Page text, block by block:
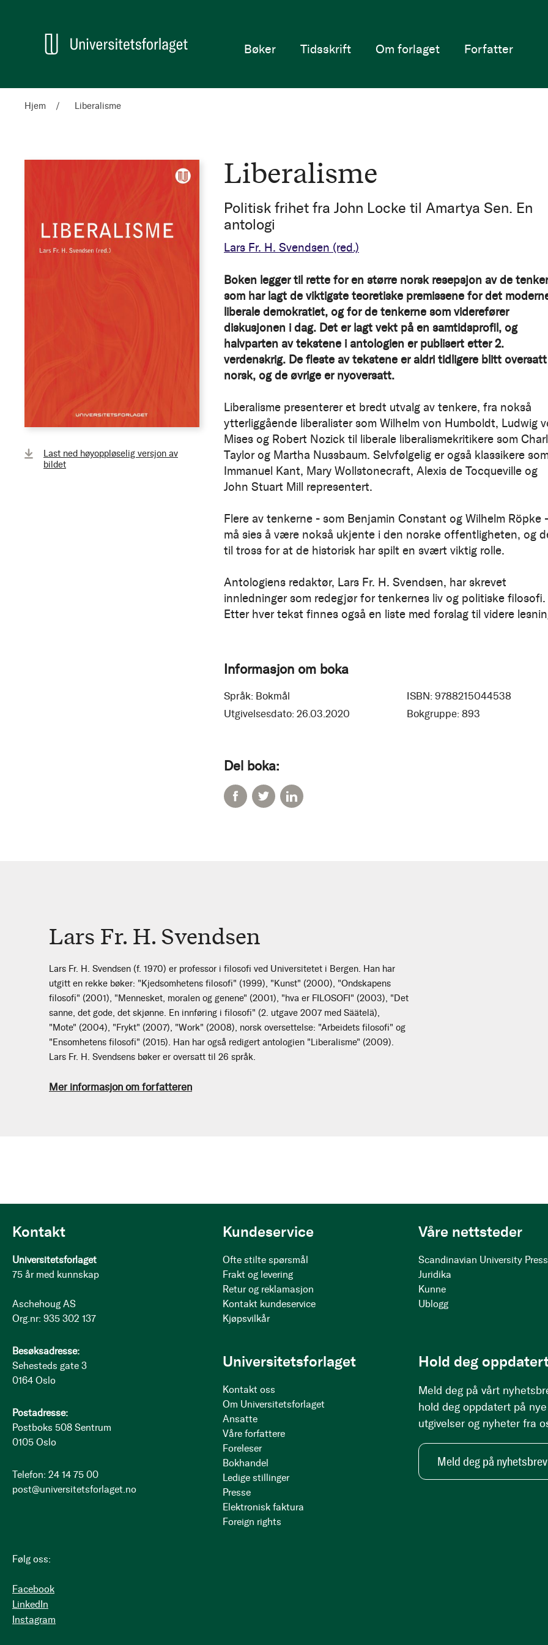
Hjem
Bøker Tidsskrift Om forlaget Forfatter
Hjem Liberalisme
Last ned høyoppløselig versjon av
bildet
Liberalisme
Politisk frihet fra John Locke til Amartya Sen. En
antologi
Lars Fr. H. Svendsen (red.)
Boken legger til rette for en større norsk resepsjon av de
som har lagt de viktigste teoretiske premissene for det
liberale demokratiet, og for de tenkerne som viderefører
diskusjonen i dag. Det er lagt vekt på en samtidsprofil, og
halvparten av tekstene i antologien er publisert etter 2.
verdenskrig. De fleste av tekstene er aldri tidligere blitt
norsk, og de øvrige er nyoversatt.
Liberalisme presenterer et bredt utvalg av tenkere, fra nokså
ytterliggående liberalister som Wilhelm von Humboldt, Ludwig
Mises og Robert Nozick til liberale liberalismekritikere som
Taylor og Martha Nussbaum. Selvfølgelig er også klassikere
Immanuel Kant, Mary Wollstonecraft, Alexis de Tocqueville og
John Stuart Mill representert.
Flere av tenkerne - som Benjamin Constant og Wilhelm Röpke -
må sies å være nokså ukjente i den norske offentligheten, og
til tross for at de historisk har spilt en svært viktig rolle.
Antologiens redaktør, Lars Fr. H. Svendsen, har skrevet
innledninger som redegjør for tenkernes liv og politiske filosofi.
Etter hver tekst finnes også en liste med forslag til videre
Informasjon om boka
Språk: Bokmål ISBN: 9788215044538
Utgivelsesdato: 26.03.2020 Bokgruppe: 893
Del boka:
Lars Fr. H. Svendsen
Lars Fr. H. Svendsen (f. 1970) er professor i filosofi ved Universitetet i Bergen. Han har
utgitt en rekke bøker: "Kjedsomhetens filosofi" (1999), "Kunst" (2000), "Ondskapens
filosofi" (2001), "Mennesket, moralen og genene" (2001), "hva er FILOSOFI" (2003), "Det
sanne, det gode, det skjønne. En innføring i filosofi" (2. utgave 2007 med Säätelä),
"Mote" (2004), "Frykt" (2007), "Work" (2008), norsk oversettelse: "Arbeidets filosofi" og
"Ensomhetens filosofi" (2015). Han har også redigert antologien "Liberalisme" (2009).
Lars Fr. H. Svendsens bøker er oversatt til 26 språk.
Mer informasjon om forfatteren
Kontakt
Universitetsforlaget
75 år med kunnskap
Aschehoug AS
Org.nr: 935 302 137
Besøksadresse:
Sehesteds gate 3
0164 Oslo
Postadresse:
Postboks 508 Sentrum
0105 Oslo
Telefon: 24 14 75 00
post@universitetsforlaget.no
Følg oss:
Facebook
LinkedIn
Instagram
Kundeservice
Ofte stilte spørsmål
Frakt og levering
Retur og reklamasjon
Kontakt kundeservice
Kjøpsvilkår
Våre nettsteder
Scandinavian University Press
Juridika
Kunne
Ublogg
Universitetsforlaget
Kontakt oss
Om Universitetsforlaget
Ansatte
Våre forfattere
Foreleser
Bokhandel
Ledige stillinger
Presse
Elektronisk faktura
Foreign rights
Hold deg
Meld deg på vårt
hold deg oppdatert på nye
utgivelser og nyheter fra
Meld deg på nyhetsbrev